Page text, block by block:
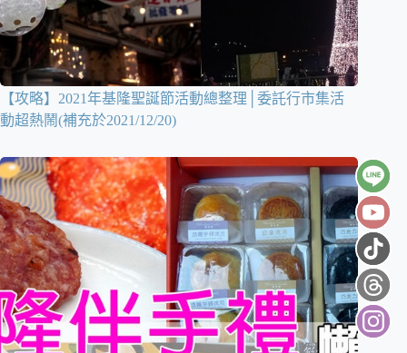
【攻略】2021年基隆聖誕節活動總整理│委託行市集活
動超熱鬧(補充於2021/12/20)